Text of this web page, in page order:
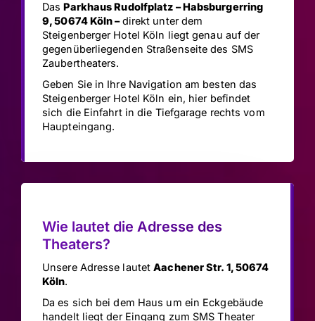
DasParkhaus Rudolfplatz – Habsburgerring
9, 50674 Köln –direkt unter dem
Steigenberger Hotel Köln liegt genau auf der
gegenüberliegenden Straßenseite des SMS
Zaubertheaters.
Geben Sie in Ihre Navigation am besten das
Steigenberger Hotel Köln ein, hier befindet
sich die Einfahrt in die Tiefgarage rechts vom
Haupteingang.
Wie lautet die Adresse des
Theaters?
Unsere Adresse lautetAachener Str. 1, 50674
Köln.
Da es sich bei dem Haus um ein Eckgebäude
handelt liegt der Eingang zum SMS Theater